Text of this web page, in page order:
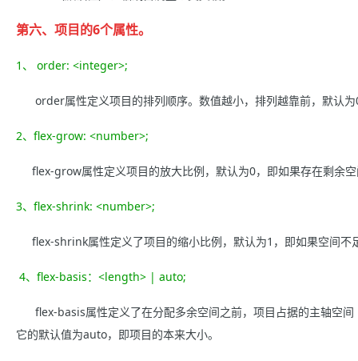
第六、项目的6个属性。
1、 order: <integer>;
order属性定义项目的排列顺序。数值越小，排列越靠前，默认为
2、flex-grow: <number>;
flex-grow属性定义项目的放大比例，默认为0，即如果存在剩余
3、flex-shrink: <number>;
flex-shrink属性定义了项目的缩小比例，默认为1，即如果空间不
4、flex-basis：<length> | auto;
flex-basis属性定义了在分配多余空间之前，项目占据的主轴空
它的默认值为auto，即项目的本来大小。